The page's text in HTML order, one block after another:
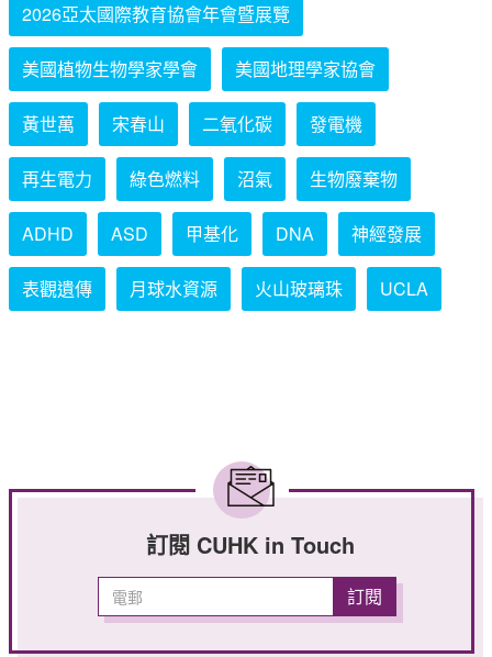
2026亞太國際教育協會年會暨展覽
美國植物生物學家學會 美國地理學家協會
黃世萬 宋春山 二氧化碳 發電機
再生電力 綠色燃料 沼氣 生物廢棄物
ADHD ASD 甲基化 DNA 神經發展
表觀遺傳 月球水資源 火山玻璃珠 UCLA
訂閱 CUHK in Touch